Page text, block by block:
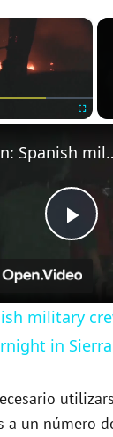
×
P
a
y
Spain: Spanish military
military
in
a un número